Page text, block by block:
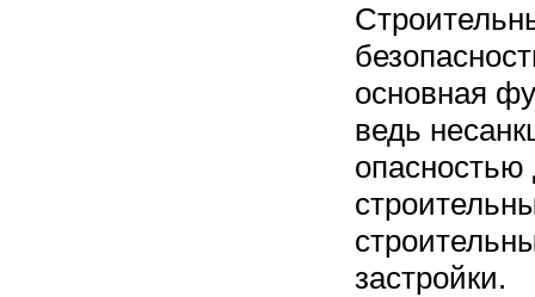
основная
ведь
застройки.